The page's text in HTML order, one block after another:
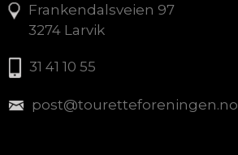
Frankendalsveien 97
3274 Larvik
31 41 10 55
post@touretteforeningen.no